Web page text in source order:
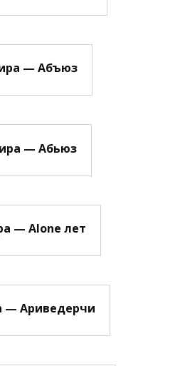
— Абъюз
— Абьюз
— Alone лет
— Ариведерчи